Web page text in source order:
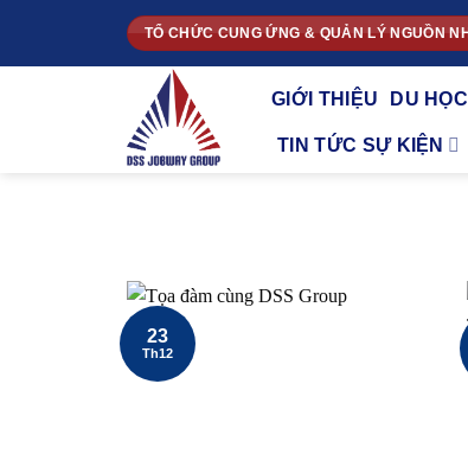
nội
TỔ CHỨC CUNG ỨNG & QUẢN LÝ NGUỒN
GIỚI THIỆU DU
TIN TỨC SỰ KIỆN
23
Th12